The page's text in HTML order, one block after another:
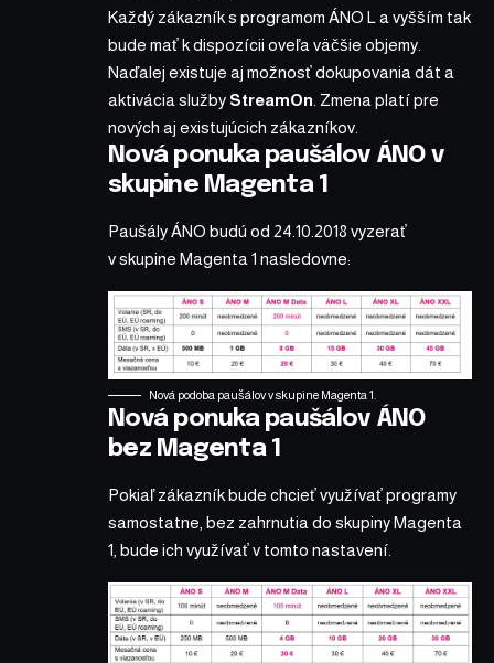
Každý zákazník s programom ÁNO L a vyšším tak
bude mať k dispozícii oveľa väčšie objemy.
Naďalej existuje aj možnosť dokupovania dát a
aktivácia služby StreamOn . Zmena platí pre
nových aj existujúcich zákazníkov.
Nová ponuka paušálov ÁNO v
skupine Magenta 1
Paušály ÁNO budú od 24.10.2018 vyzerať
v skupine Magenta 1 nasledovne:
Nová podoba paušálov v skupine Magenta 1.
Nová ponuka paušálov ÁNO
bez Magenta 1
Pokiaľ zákazník bude chcieť využívať programy
samostatne, bez zahrnutia do skupiny Magenta
1, bude ich využívať v tomto nastavení.